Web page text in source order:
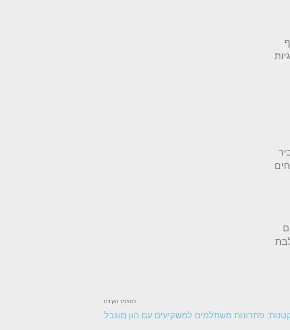
למאמר הקודם
פתרונות משתלמים למשקיעים עם הון מוגבל